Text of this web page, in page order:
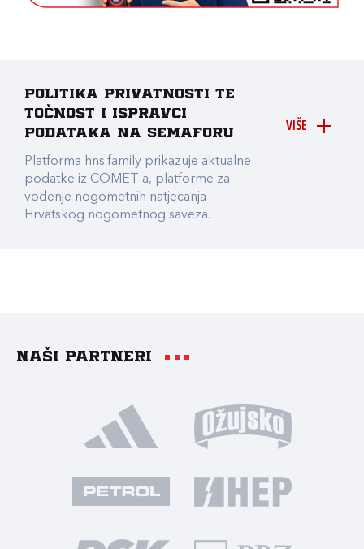
VIŠE
Politika privatnosti te
točnost i ispravci
podataka na Semaforu
Platforma hns.family prikazuje aktualne
podatke iz COMET-a, platforme za
vođenje nogometnih natjecanja
Hrvatskog nogometnog saveza.
Naši partneri